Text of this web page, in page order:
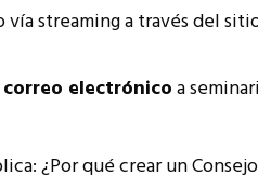
streaming a través del
electrónicoa
¿Por qué crear un